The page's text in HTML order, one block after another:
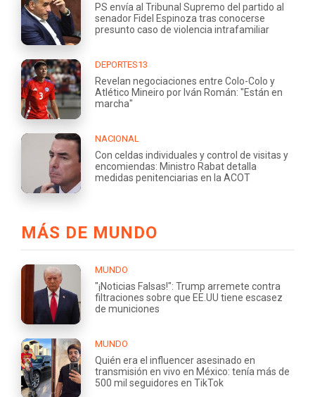
PS envía al Tribunal Supremo del partido al
senador Fidel Espinoza tras conocerse
presunto caso de violencia intrafamiliar
DEPORTES13
Revelan negociaciones entre Colo-Colo y
Atlético Mineiro por Iván Román: "Están en
marcha"
NACIONAL
Con celdas individuales y control de visitas y
encomiendas: Ministro Rabat detalla
medidas penitenciarias en la ACOT
MÁS DE MUNDO
MUNDO
"¡Noticias Falsas!": Trump arremete contra
filtraciones sobre que EE.UU tiene escasez
de municiones
MUNDO
Quién era el influencer asesinado en
transmisión en vivo en México: tenía más de
500 mil seguidores en TikTok